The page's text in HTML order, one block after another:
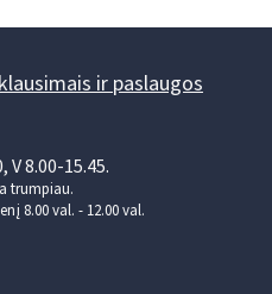
ir paslaugos
V 8.00-15.45.
trumpiau.
8.00 val. - 12.00 val.